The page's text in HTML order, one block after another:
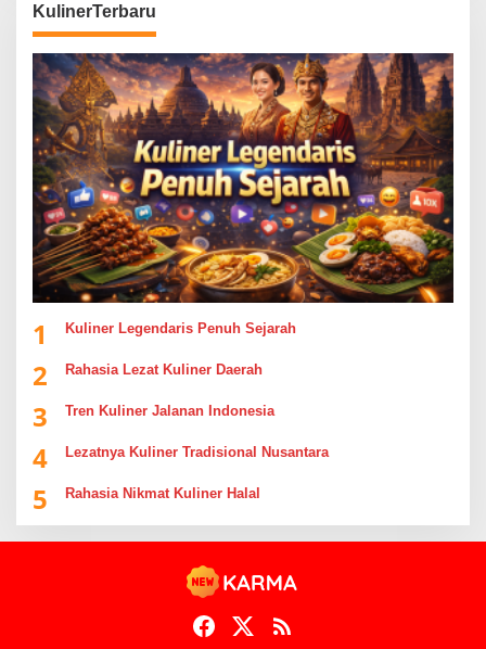
KulinerTerbaru
1 Kuliner Legendaris Penuh Sejarah
2 Rahasia Lezat Kuliner Daerah
3 Tren Kuliner Jalanan Indonesia
4 Lezatnya Kuliner Tradisional Nusantara
5 Rahasia Nikmat Kuliner Halal